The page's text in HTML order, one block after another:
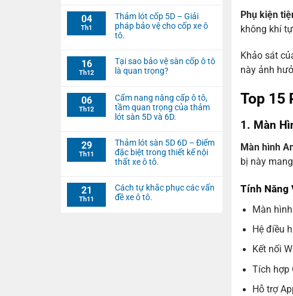
04
Th1
Thảm lót cốp 5D – Giải
pháp bảo vệ cho cốp xe ô
tô.
16
Th12
Tại sao bảo vệ sàn cốp ô tô
là quan trọng?
06
Th12
Cẩm nang nâng cấp ô tô,
tầm quan trọng của thảm
lót sàn 5D và 6D.
29
Th11
Thảm lót sàn 5D 6D – Điểm
đặc biệt trong thiết kế nội
thất xe ô tô.
21
Th11
Cách tự khắc phục các vấn
đề xe ô tô.
Phụ kiện
không khí
Khảo sát
này ảnh
Top 15
1. Màn
Màn hình
bị này
Tính Năng
Màn
Hệ điều
Kết nối
Tích hợp
Hỗ trợ